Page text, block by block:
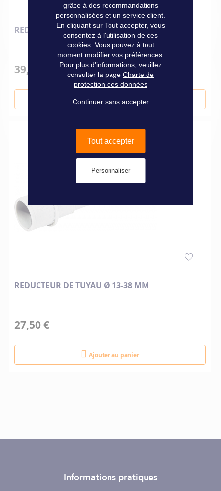
REDUCTEUR DE TUYAU Ø 30-60 MM
39,90 €
Ajouter au panier
REDUCTEUR DE TUYAU Ø 13-38 MM
27,50 €
Ajouter au panier
Informations pratiques
grâce à des recommandations
personnalisées et un service client.
En cliquant sur Tout accepter, vous
consentez à l'utilisation de ces
cookies. Vous pouvez à tout
moment modifier vos préférences.
Pour plus d'informations, veuillez
consulter la page Charte de
protection des données
Continuer sans accepter
Tout accepter
Personnaliser